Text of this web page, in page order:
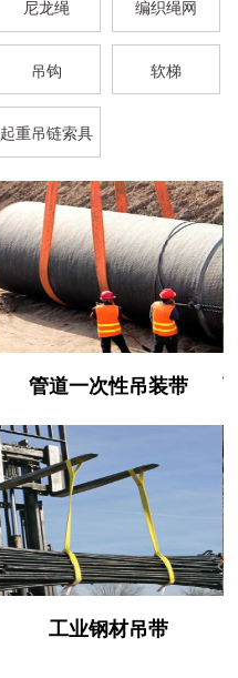
尼龙绳 编织绳网
吊钩 软梯
起重吊链索具
管道一次性吊装带
工业钢材吊带